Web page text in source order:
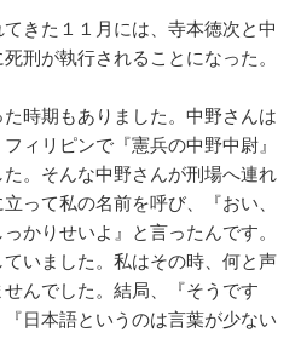
きた１１月には、寺本徳次と中
刑が執行されることになった。
た時期もありました。中野さんは
ィリピンで『憲兵の中野中尉』
。そんな中野さんが刑場へ連れ
って私の名前を呼び、『おい、
かりせいよ』と言ったんです。
いました。私はその時、何と声
んでした。結局、『そうです
日本語というのは言葉が少ない